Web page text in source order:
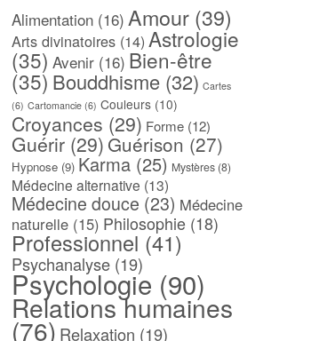
Alimentation(16) Amour(39)
Arts divinatoires(14) Astrologie
(35) Avenir(16) Bien-être
(35) Bouddhisme(32) Cartes
(6) Cartomancie(6) Couleurs(10)
Croyances (29) Forme(12)
Guérir(29) Guérison (27)
Hypnose(9) Karma(25) Mystères(8)
Médecine alternative (13)
Médecine douce (23) Médecine
naturelle(15) Philosophie (18)
Professionnel (41)
Psychanalyse(19)
Psychologie (90)
Relations humaines
(76) Relaxation (19)